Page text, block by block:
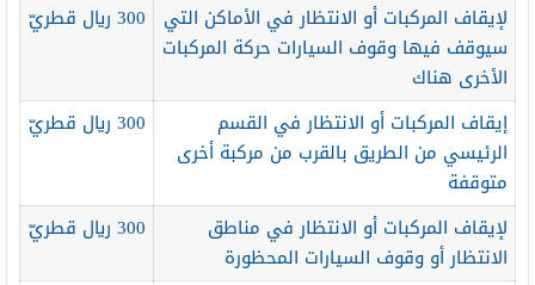
لإيقاف المركبات أو الانتظار في الأماكن التي
سيوقف فيها وقوف السيارات حركة المركبات
الأخرى هناك
300 ريال قطريّ
إيقاف المركبات أو الانتظار في القسم
الرئيسي من الطريق بالقرب من مركبة أخرى
متوقفة
300 ريال قطريّ
لإيقاف المركبات أو الانتظار في مناطق
الانتظار أو وقوف السيارات المحظورة
300 ريال قطريّ